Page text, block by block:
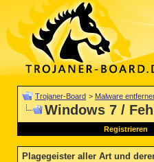
Trojaner-Board > Malware
Windows 7 /
Registrieren
Plagegeister aller Art und